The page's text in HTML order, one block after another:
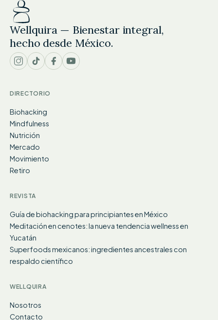
Wellquira — Bienestar integral,
hecho desde México.
DIRECTORIO
Biohacking
Mindfulness
Nutrición
Mercado
Movimiento
Retiro
REVISTA
Guía de biohacking para principiantes en México
Meditación en cenotes: la nueva tendencia wellness en
Yucatán
Superfoods mexicanos: ingredientes ancestrales con
respaldo científico
WELLQUIRA
Nosotros
Contacto